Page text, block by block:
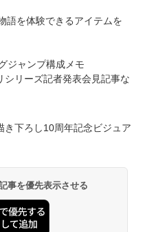
語を体験できるアイテムを
ジャンプ構成メモ
リーズ記者発表会見記事な
き下ろし10周年記念ビジュア
事を優先表示させる